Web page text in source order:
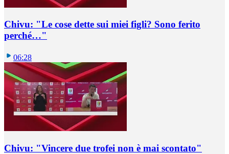
Chivu: "Le cose dette sui miei figli? Sono ferito
perché…"
06:28
Chivu: "Vincere due trofei non è mai scontato"